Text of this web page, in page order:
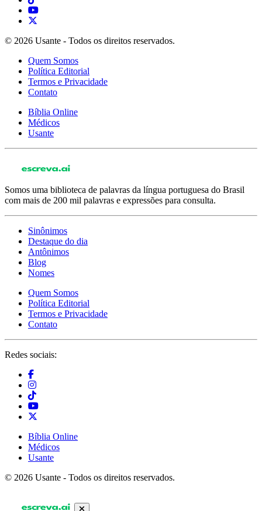
© 2026 Usante - Todos os direitos reservados.
Quem Somos
Política Editorial
Termos e Privacidade
Contato
Bíblia Online
Médicos
Usante
Somos uma biblioteca de palavras da língua portuguesa do Brasil
com mais de 200 mil palavras e expressões para consulta.
Sinônimos
Destaque do dia
Antônimos
Blog
Nomes
Quem Somos
Política Editorial
Termos e Privacidade
Contato
Redes sociais:
Bíblia Online
Médicos
Usante
© 2026 Usante - Todos os direitos reservados.